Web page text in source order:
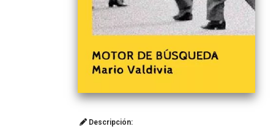
Descripción: